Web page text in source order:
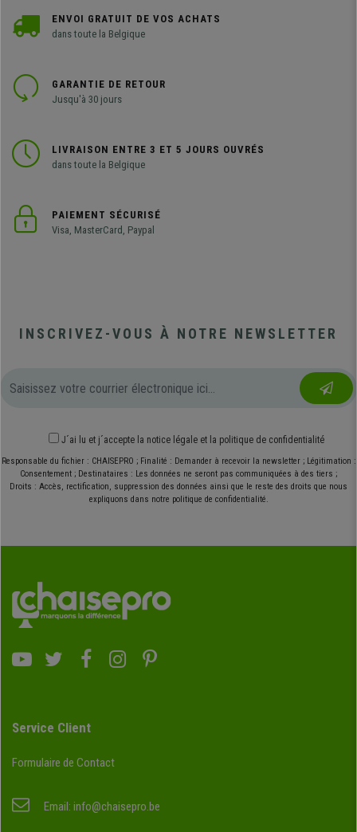
ENVOI GRATUIT DE VOS ACHATS
dans toute la Belgique
GARANTIE DE RETOUR
Jusqu'à 30 jours
LIVRAISON ENTRE 3 ET 5 JOURS OUVRÉS
dans toute la Belgique
PAIEMENT SÉCURISÉ
Visa, MasterCard, Paypal
INSCRIVEZ-VOUS À NOTRE NEWSLETTER
J´ai lu et j´accepte la notice légale et la politique de confidentialité
Responsable du fichier : CHAISEPRO ; Finalité : Demander à recevoir la newsletter ; Légitimation :
Consentement ; Destinataires : Les données ne seront pas communiquées à des tiers ;
Droits : Accès, rectification, suppression des données ainsi que le reste des droits que nous
expliquons dans notre politique de confidentialité.
Service Client
Formulaire de Contact
Email: info@chaisepro.be